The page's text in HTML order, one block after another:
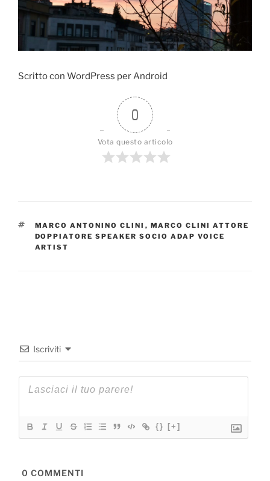
k
k
Scritto con WordPress per Android
0
Vota questo articolo
TAG
MARCO ANTONINO CLINI , MARCO CLINI ATTORE
DOPPIATORE SPEAKER SOCIO ADAP VOICE
ARTIST
Iscriviti
{} [+]
0 COMMENTI